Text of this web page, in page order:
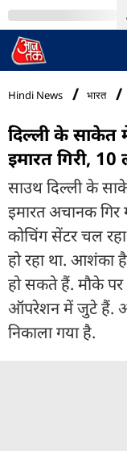
MumbaiTak
Hindi News भारत
दिल्ली के साकेत
इमारत गिरी,
साउथ दिल्ली के
इमारत अचानक गिर
कोचिंग सेंटर चल
हो रहा था.
हो सकते हैं. मौके पर
ऑपरेशन में जुटे हैं.
निकाला गया है.